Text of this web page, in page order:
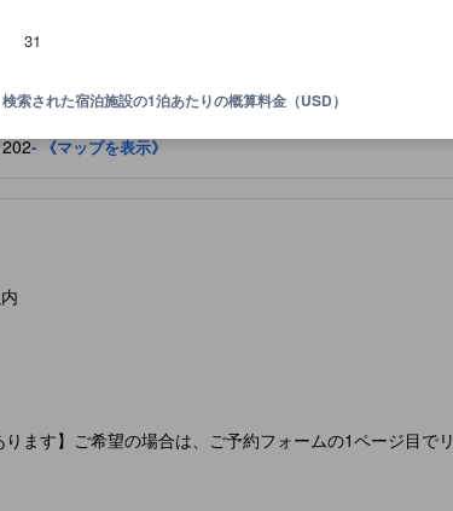
31
検索された宿泊施設の1泊あたりの概算料金（USD）
- 《マップを表示》
ます】ご希望の場合は、ご予約フォームの1ページ目でリ